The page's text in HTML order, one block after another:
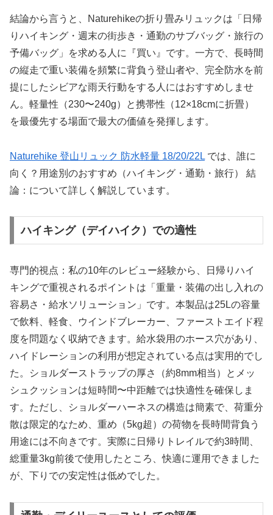
結論から言うと、Naturehikeの折り畳みリュックは「日帰
りハイキング・週末の街歩き・通勤のサブバッグ・旅行の
予備バッグ」を求める人に『買い』です。一方で、長時間
の縦走で重い装備を頻繁に背負う登山者や、完全防水を前
提にしたシビアな雨天行動をする人にはおすすめしませ
ん。軽量性（230〜240g）と携帯性（12×18cmに折畳）
を最優先する場面で最大の価値を発揮します。
Naturehike 登山リュック 防水軽量 18/20/22L では、誰に
向く？用途別のおすすめ（ハイキング・通勤・旅行） 結
論：について詳しく解説しています。
ハイキング（デイハイク）での適性
専門的視点：私の10年のレビュー経験から、日帰りハイ
キングで重視されるポイントは「重量・装備の出し入れの
容易さ・給水ソリューション」です。本製品は25Lの容量
で飲料、軽食、ウインドブレーカー、ファーストエイド程
度を問題なく収納できます。給水袋用のホース穴があり、
ハイドレーションの利用が想定されている点は実用的でし
た。ショルダーストラップの厚さ（約8mm相当）とメッ
シュクッションは短時間〜中距離では快適性を確保しま
す。ただし、ショルダーハーネスの構造は簡素で、荷重分
散は限定的なため、重め（5kg超）の荷物を長時間背負う
用途には不向きです。実際に日帰りトレイルで約3時間、
総重量3kg前後で使用したところ、快適に運用できました
が、下りでの安定性は低めでした。